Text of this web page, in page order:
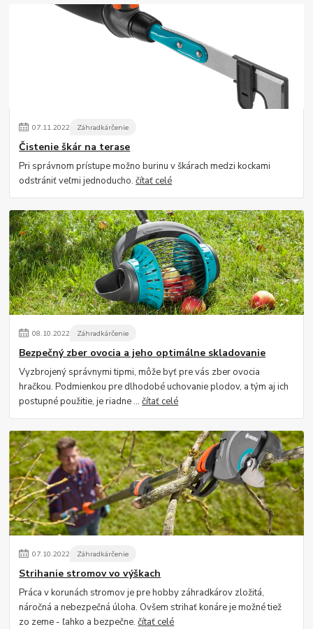
07.11.2022 Záhradkárčenie
Čistenie škár na terase
Pri správnom prístupe možno burinu v škárach medzi kockami
odstrániť veľmi jednoducho.čítať celé
08.10.2022 Záhradkárčenie
Bezpečný zber ovocia a jeho optimálne skladovanie
Vyzbrojený správnymi tipmi, môže byť pre vás zber ovocia
hračkou. Podmienkou pre dlhodobé uchovanie plodov, a tým aj ich
postupné použitie, je riadne ...čítať celé
07.10.2022 Záhradkárčenie
Strihanie stromov vo výškach
Práca v korunách stromov je pre hobby záhradkárov zložitá,
náročná a nebezpečná úloha. Ovšem strihať konáre je možné tiež
zo zeme - ľahko a bezpečne.čítať celé